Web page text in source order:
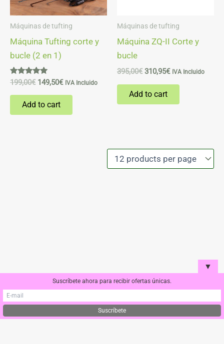
Máquinas de tufting
Máquina Tufting corte y
bucle (2 en 1)
Rated
4.86
out of 5
199,00€ 149,50€ IVA Incluido
Add to cart
Máquinas de tufting
Máquina ZQ-II Corte y
bucle
395,00€ 310,95€ IVA Incluido
Add to cart
Condiciones de compra y Envío
▼
Suscríbete ahora para recibir ofertas únicas.